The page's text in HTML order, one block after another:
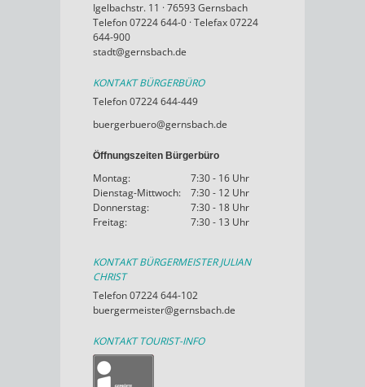
Igelbachstr. 11 · 76593 Gernsbach
Telefon 07224 644-0 · Telefax 07224
644-900
stadt@gernsbach.de
KONTAKT BÜRGERBÜRO
Telefon 07224 644-449
buergerbuero@gernsbach.de
Öffnungszeiten Bürgerbüro
Montag:
7:30 - 16 Uhr
Dienstag-Mittwoch:
7:30 - 12 Uhr
Donnerstag:
7:30 - 18 Uhr
Freitag:
7:30 - 13 Uhr
KONTAKT BÜRGERMEISTER JULIAN
CHRIST
Telefon 07224 644-102
buergermeister@gernsbach.de
KONTAKT TOURIST-INFO